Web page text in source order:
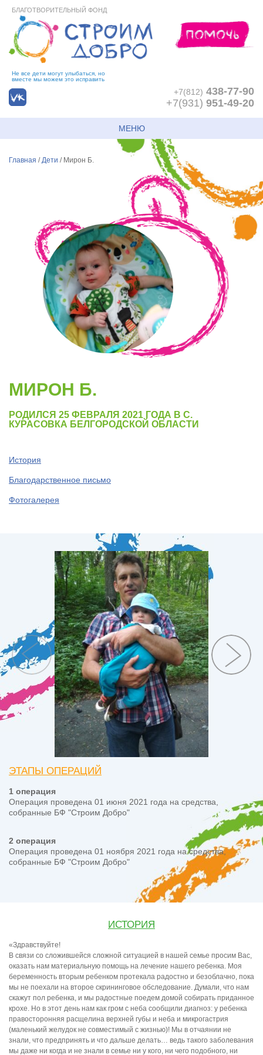
БЛАГОТВОРИТЕЛЬНЫЙ ФОНД
Не все дети могут улыбаться, но
вместе мы можем это исправить
+7(812) 438-77-90
+7(931) 951-49-20
МЕНЮ
Главная /Дети / Мирон Б.
МИРОН Б.
РОДИЛСЯ 25 ФЕВРАЛЯ 2021 ГОДА В С.
КУРАСОВКА БЕЛГОРОДСКОЙ ОБЛАСТИ
История
Благодарственное письмо
Фотогалерея
ЭТАПЫ ОПЕРАЦИЙ
1 операция
Операция проведена 01 июня 2021 года на средства,
собранные БФ "Строим Добро"
2 операция
Операция проведена 01 ноября 2021 года на средства,
собранные БФ "Строим Добро"
ИСТОРИЯ
«Здравствуйте!
В связи со сложившейся сложной ситуацией в нашей семье просим Вас,
оказать нам материальную помощь на лечение нашего ребенка. Моя
беременность вторым ребенком протекала радостно и безоблачно, пока
мы не поехали на второе скрининговое обследование. Думали, что нам
скажут пол ребенка, и мы радостные поедем домой собирать приданное
крохе. Но в этот день нам как гром с неба сообщили диагноз: у ребенка
правосторонняя расщелина верхней губы и неба и микрогастрия
(маленький желудок не совместимый с жизнью)! Мы в отчаянии не
знали, что предпринять и что дальше делать… ведь такого заболевания
мы даже ни когда и не знали в семье ни у кого, ни чего подобного, ни